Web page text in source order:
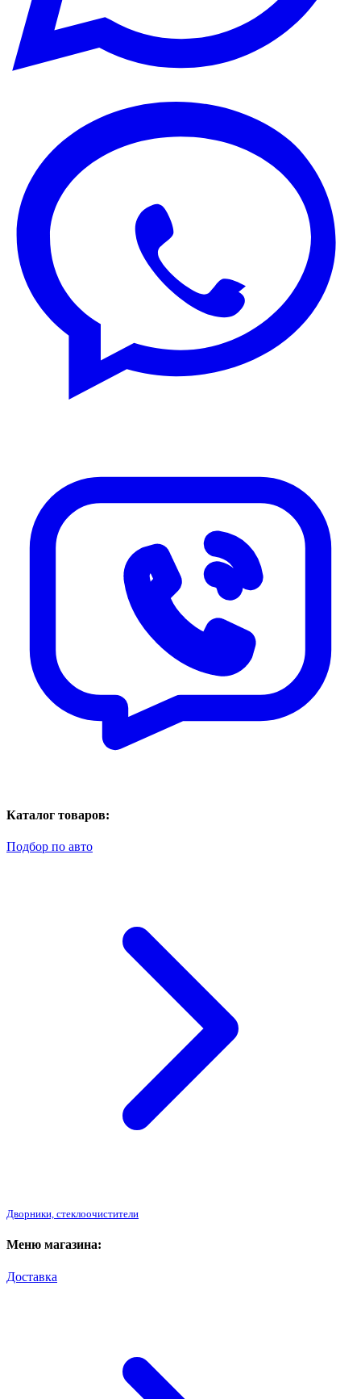
Каталог товаров:
Подбор по авто
Дворники, стеклоочистители
Меню магазина:
Доставка